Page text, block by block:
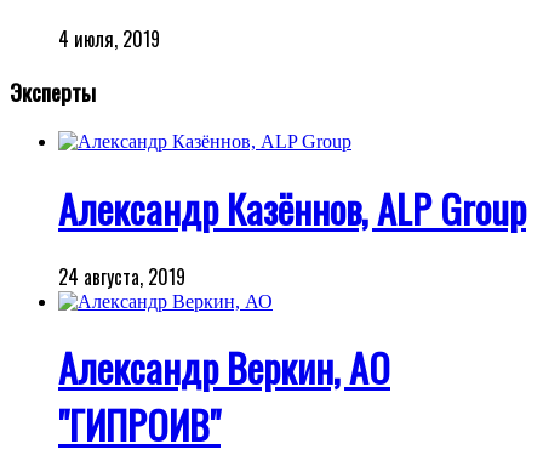
4 июля, 2019
Эксперты
Александр Казённов, ALP Group
24 августа, 2019
Александр Веркин, АО
"ГИПРОИВ"